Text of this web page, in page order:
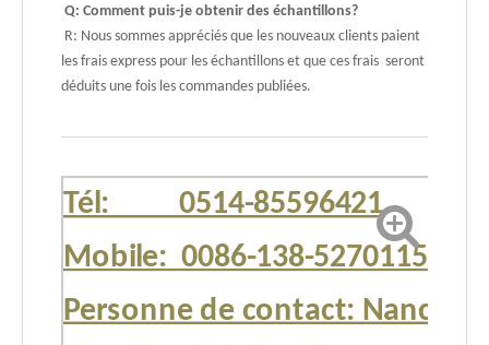
Q: Comment puis-je obtenir des échantillons?
R: Nous sommes appréciés que les nouveaux clients paient
les frais express pour les échantillons et que ces frais seront
déduits une fois les commandes publiées.
Tél: 0514-85596421
Mobile: 0086-138-52701151
Personne de contact: Nancy